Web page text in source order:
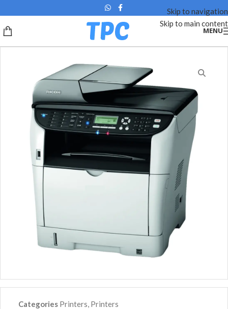
Skip to navigation
Skip to main content
MENU
Categories Printers, Printers